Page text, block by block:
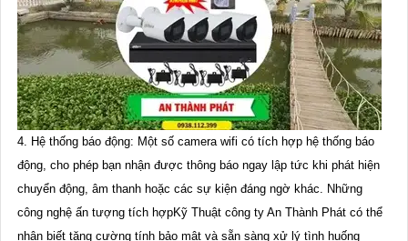
4. Hệ thống báo động: Một số camera wifi có tích hợp hệ thống báo
động, cho phép bạn nhận được thông báo ngay lập tức khi phát hiện
chuyển động, âm thanh hoặc các sự kiện đáng ngờ khác. Những
công nghệ ấn tượng tích hợpKỹ Thuật công ty An Thành Phát có thể
nhận biết tăng cường tính bảo mật và sẵn sàng xử lý tình huống